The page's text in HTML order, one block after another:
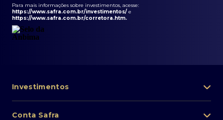
Para mais informações sobre investimentos, acesse:
https://www.safra.com.br/investimentos/ e
https://www.safra.com.br/corretora.htm.
Investimentos
Conta Safra